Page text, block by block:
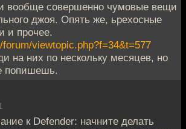
вообще совершенно чумовые вещи
джоя. Опять же, ьрехосные
и прочее.
viewtopic.php?f=34&t=577
на них по нескольку месяцев, но
попишешь.
к Defender: начните делать